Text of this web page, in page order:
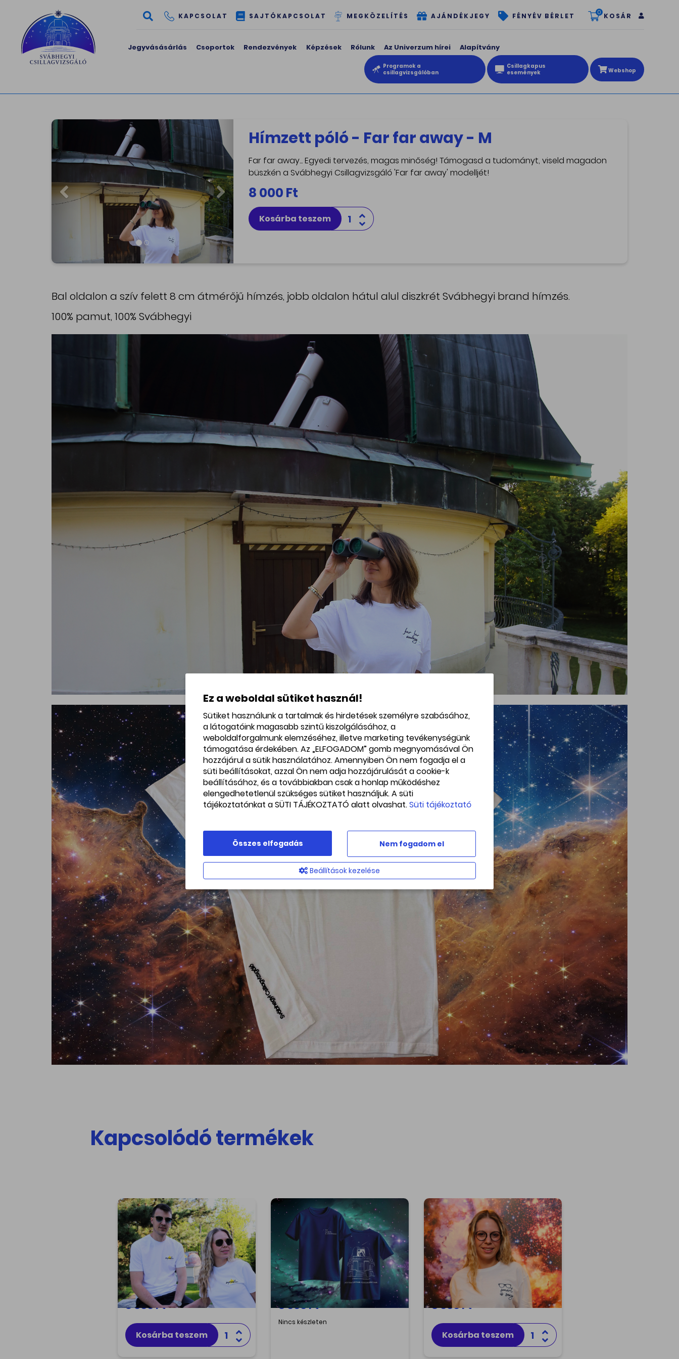
KAPCSOLAT SAJTÓKAPCSOLAT MEGKÖZELÍTÉS AJÁNDÉKJEGY FÉNYÉV BÉRLET 0 KOSÁR
Jegyvásásárlás Csoportok Rendezvények Képzések Rólunk Az Univerzum hírei Alapítvány
Programok a
csillagvizsgálóban
Csillagkapus
események
Webshop
Hímzett póló - Far far away - M
Far far away... Egyedi tervezés, magas minőség! Támogasd a tudományt, viseld magadon
büszkén a Svábhegyi Csillagvizsgáló 'Far far away' modelljét!
8 000 Ft
Kosárba teszem
Bal oldalon a szív felett 8 cm átmérőjű hímzés, jobb oldalon hátul alul diszkrét Svábhegyi brand hímzés.
100% pamut, 100% Svábhegyi
Kapcsolódó termékek
Hímzett póló -
Superstar - M
Star you are! Egyedi tervezés,
magas minőség! Támogasd a
tudományt, viseld magadon
büszkén a Svábhegyi
Csillagvizsgáló 'Superstar'
modelljét!
8 000 Ft
Kosárba teszem
Budapest kupolás póló
- XXL
Budapest kupolás póló Egyedi
tervezés, magas minőség!
Támogasd a tudományt, viseld
magadon büszkén a Svábhegyi
Csillagvizsgáló legújabb
modelljét!
8 000 Ft
Nincs készleten
Hímzett póló - Smart is
sexy - S
Smart is sexy! Egyedi tervezés,
magas minőség! Támogasd a
tudományt, viseld magadon
büszkén a Svábhegyi
Csillagvizsgáló 'Smart is sexy'
modelljét!
8 000 Ft
Kosárba teszem
Ez a weboldal sütiket használ!
Sütiket használunk a tartalmak és hirdetések személyre szabásához,
a látogatóink magasabb szintű kiszolgálásához, a
weboldalforgalmunk elemzéséhez, illetve marketing tevékenységünk
támogatása érdekében. Az „ELFOGADOM” gomb megnyomásával Ön
hozzájárul a sütik használatához. Amennyiben Ön nem fogadja el a
süti beállításokat, azzal Ön nem adja hozzájárulását a cookie-k
beállításához, és a továbbiakban csak a honlap működéshez
elengedhetetlenül szükséges sütiket használjuk. A süti
tájékoztatónkat a SÜTI TÁJÉKOZTATÓ alatt olvashat.Süti tájékoztató
Összes elfogadás Nem fogadom el
Beállítások kezelése